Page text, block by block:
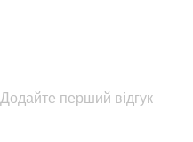
Додайте перший відгук